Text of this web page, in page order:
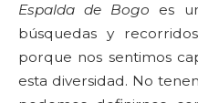
Espalda de Bogo es
búsquedas y
porque nos sentimos
esta diversidad. No